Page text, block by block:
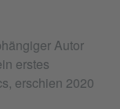
Autor
erstes
erschien 2020